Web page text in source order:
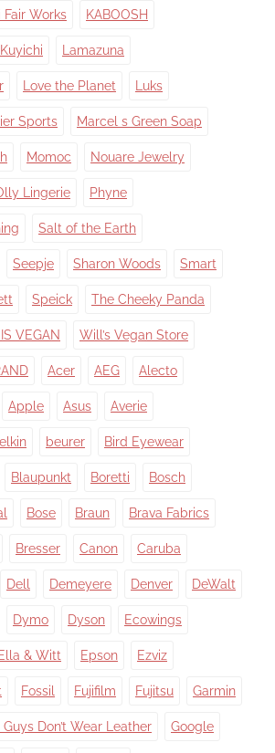
Fair Works KABOOSH
Kuyichi Lamazuna
Love the Planet Luks
Sports Marcel s Green Soap
Momoc Nouare Jewelry
Lingerie Phyne
Salt of the Earth
Seepje Sharon Woods Smart
Speick The Cheeky Panda
VEGAN Will’s Vegan Store
Acer AEG Alecto
Apple Asus Averie
beurer Bird Eyewear
Blaupunkt Boretti Bosch
Bose Braun Brava Fabrics
Bresser Canon Caruba
Dell Demeyere Denver DeWalt
Dymo Dyson Ecowings
Ella & Witt Epson Ezviz
Fossil Fujifilm Fujitsu Garmin
Guys Don’t Wear Leather Google